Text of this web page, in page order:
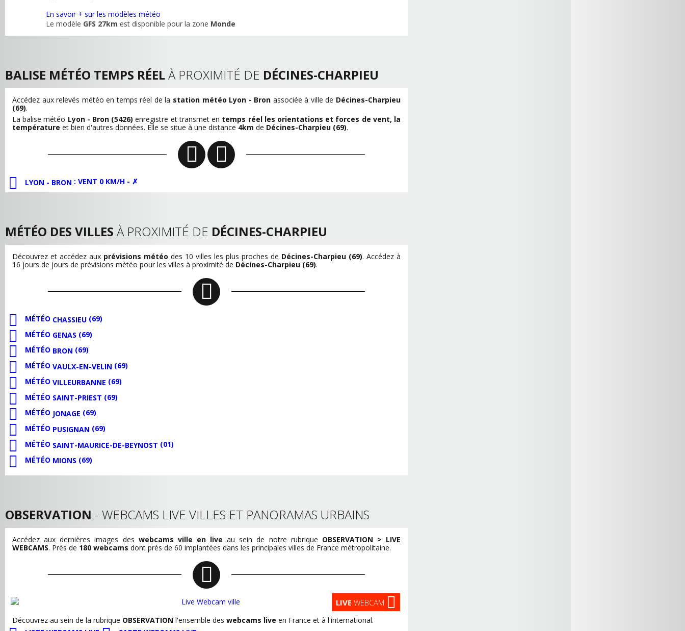
En savoir + sur les modèles météo
Le modèle GFS 27km est disponible pour la zone Monde
BALISE MÉTÉO TEMPS RÉELÀ PROXIMITÉ DE DÉCINES-CHARPIEU
Accédez aux relevés météo en temps réel de la station météo Lyon - Bron associée à ville de Décines-Charpieu
(69).
La balise météo Lyon - Bron (5426)enregistre et transmet en temps réel les orientations et forces de vent, la
température et bien d'autres données. Elle se situe à une distance 4km de Décines-Charpieu (69).
LYON - BRON : VENT 0 KM/H - ✗
MÉTÉO DES VILLES À PROXIMITÉ DE DÉCINES-CHARPIEU
Découvrez et accédez aux prévisions météo des 10 villes les plus proches de Décines-Charpieu (69). Accédez à
16 jours de jours de prévisions météo pour les villes à proximité de Décines-Charpieu (69).
MÉTÉO CHASSIEU (69)
MÉTÉO GENAS (69)
MÉTÉO BRON (69)
MÉTÉO VAULX-EN-VELIN (69)
MÉTÉO VILLEURBANNE (69)
MÉTÉO SAINT-PRIEST (69)
MÉTÉO JONAGE (69)
MÉTÉO PUSIGNAN (69)
MÉTÉO SAINT-MAURICE-DE-BEYNOST (01)
MÉTÉO MIONS (69)
OBSERVATION - WEBCAMS LIVE VILLES ET PANORAMAS URBAINS
Accédez aux dernières images des webcams ville en live au sein de notre rubrique OBSERVATION > LIVE
WEBCAMS. Près de 180 webcams dont près de 60 implantées dans les principales villes de France métropolitaine.
LIVE WEBCAM
Découvrez au sein de la rubrique OBSERVATION l'ensemble des webcams live en France et à l'international.